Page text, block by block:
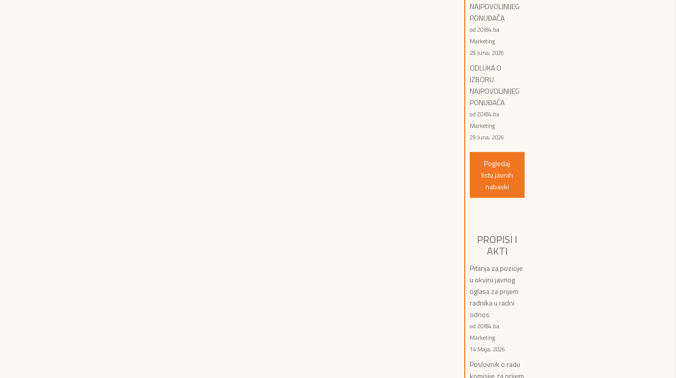
NAJPOVOLJNIJEG
PONUĐAČA
od ZOI84.ba
Marketing
29 Juna, 2026
ODLUKA O
IZBORU
NAJPOVOLJNIJEG
PONUĐAČA
od ZOI84.ba
Marketing
29 Juna, 2026
Pogledaj
listu javnih
nabavki
PROPISI I
AKTI
Pitanja za pozicije
u okviru javnog
oglasa za prijem
radnika u radni
odnos
od ZOI84.ba
Marketing
14 Maja, 2026
Poslovnik o radu
komisije za prijem